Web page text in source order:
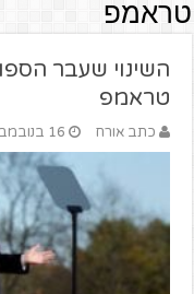
טראמפ
השינוי שעבר
טראמפ
כתב אורח 16 בנובמבר 2020